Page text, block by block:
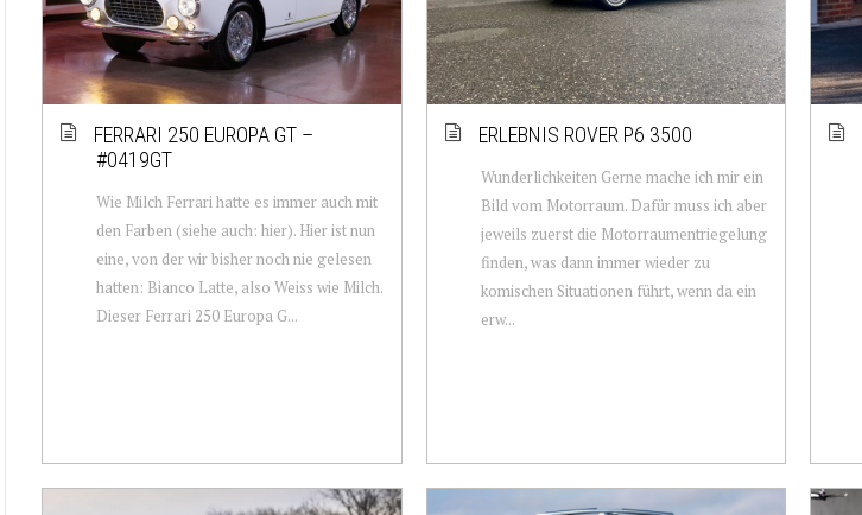
FERRARI 250 EUROPA GT –
#0419GT
Wie Milch Ferrari hatte es immer auch mit
den Farben (siehe auch: hier). Hier ist nun
eine, von der wir bisher noch nie gelesen
hatten: Bianco Latte, also Weiss wie Milch.
Dieser Ferrari 250 Europa G...
ERLEBNIS ROVER P6 3500
Wunderlichkeiten Gerne mache ich mir ein
Bild vom Motorraum. Dafür muss ich aber
jeweils zuerst die Motorraumentriegelung
finden, was dann immer wieder zu
komischen Situationen führt, wenn da ein
erw...